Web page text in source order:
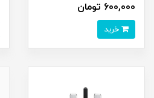
600,000 تومان